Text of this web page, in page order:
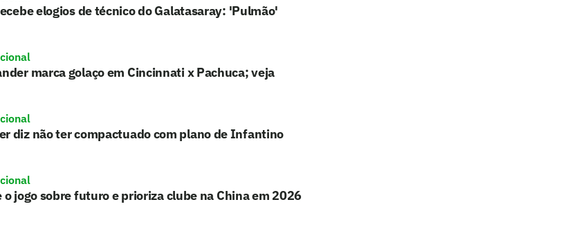
elogios de técnico do Galatasaray: 'Pulmão'
marca golaço em Cincinnati x Pachuca; veja
diz não ter compactuado com plano de Infantino
o jogo sobre futuro e prioriza clube na China em 2026